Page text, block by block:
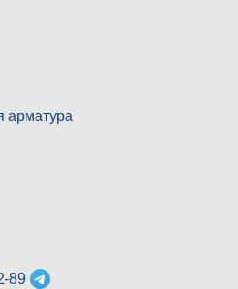
арматура
89